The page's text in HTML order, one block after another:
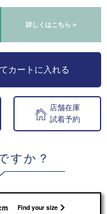
詳しくはこちら >
カートに入れる
店舗在庫
試着予約
すか？
Find your size